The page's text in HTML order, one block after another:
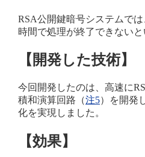
RSA公開鍵暗号システムで
時間で処理が終了できないと
【開発した技術】
今回開発したのは、高速に
積和演算回路（注5）を開発
化を実現しました。
【効果】